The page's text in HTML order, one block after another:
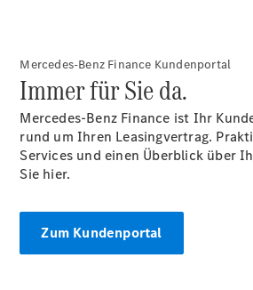
buchen
Mercedes-Benz Finance Kundenportal
Immer für Sie da.
Mercedes-Benz Finance ist Ihr
rund um Ihren Leasingvertrag.
Services und einen Überblick über
Sie hier.
Zum Kundenportal